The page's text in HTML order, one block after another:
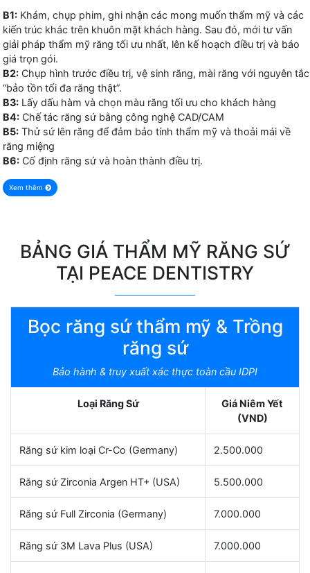
B1: Khám, chụp phim, ghi nhận các mong muốn thẩm mỹ và các
kiến trúc khác trên khuôn mặt khách hàng. Sau đó, mới tư vấn
giải pháp thẩm mỹ răng tối ưu nhất, lên kế hoạch điều trị và báo
giá trọn gói.
B2: Chụp hình trước điều trị, vệ sinh răng, mài răng với nguyên tắc
“bảo tồn tối đa răng thật”.
B3: Lấy dấu hàm và chọn màu răng tối ưu cho khách hàng
B4: Chế tác răng sứ bằng công nghệ CAD/CAM
B5: Thử sứ lên răng để đảm bảo tính thẩm mỹ và thoải mái về
răng miệng
B6: Cố định răng sứ và hoàn thành điều trị.
Xem thêm
BẢNG GIÁ THẨM MỸ RĂNG SỨ
TẠI PEACE DENTISTRY
Bọc răng sứ thẩm mỹ & Trồng
răng sứ
Bảo hành & truy xuất xác thực toàn cầu IDPI
Loại Răng Sứ
Giá Niêm Yết
(VND)
Răng sứ kim loại Cr-Co (Germany) 2.500.000
Răng sứ Zirconia Argen HT+ (USA) 5.500.000
Răng sứ Full Zirconia (Germany) 7.000.000
Răng sứ 3M Lava Plus (USA) 7.000.000